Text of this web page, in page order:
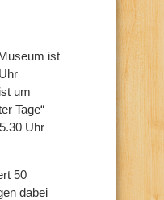
ist
um
Tage“
Uhr
50
dabei